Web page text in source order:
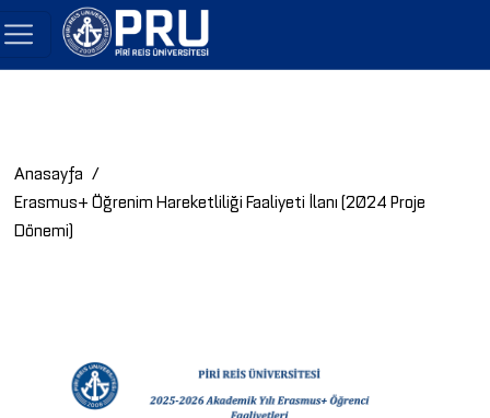
Anasayfa
Erasmus+ Öğrenim Hareketliliği Faaliyeti İlanı (2024 Proje
Dönemi)